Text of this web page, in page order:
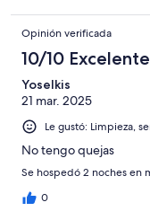
Opinión verificada
10/10 Excelente
Yoselkis
21 mar. 2025
Le gustó: Limpieza,
No tengo quejas
Se hospedó 2 noches en
0